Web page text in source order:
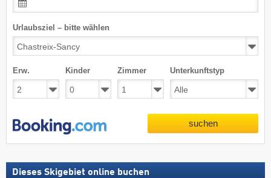
Urlaubsziel – bitte wählen
Erw. Kinder Zimmer Unterkunftstyp
suchen
Dieses Skigebiet online buchen